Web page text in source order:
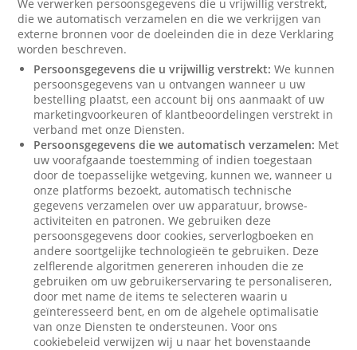
We verwerken persoonsgegevens die u vrijwillig verstrekt,
die we automatisch verzamelen en die we verkrijgen van
externe bronnen voor de doeleinden die in deze Verklaring
worden beschreven.
Persoonsgegevens die u vrijwillig verstrekt: We kunnen
persoonsgegevens van u ontvangen wanneer u uw
bestelling plaatst, een account bij ons aanmaakt of uw
marketingvoorkeuren of klantbeoordelingen verstrekt in
verband met onze Diensten.
Persoonsgegevens die we automatisch verzamelen: Met
uw voorafgaande toestemming of indien toegestaan
door de toepasselijke wetgeving, kunnen we, wanneer u
onze platforms bezoekt, automatisch technische
gegevens verzamelen over uw apparatuur, browse-
activiteiten en patronen. We gebruiken deze
persoonsgegevens door cookies, serverlogboeken en
andere soortgelijke technologieën te gebruiken. Deze
zelflerende algoritmen genereren inhouden die ze
gebruiken om uw gebruikerservaring te personaliseren,
door met name de items te selecteren waarin u
geïnteresseerd bent, en om de algehele optimalisatie
van onze Diensten te ondersteunen. Voor ons
cookiebeleid verwijzen wij u naar het bovenstaande